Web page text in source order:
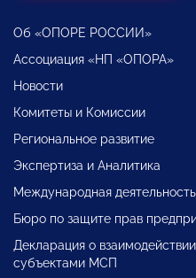
Об «ОПОРЕ РОССИИ»
Ассоциация «НП «ОПОРА»
Новости
Комитеты и Комиссии
Региональное развитие
Экспертиза и Аналитика
Международная деятельность
Бюро по защите прав
Декларация о
субъектами МСП